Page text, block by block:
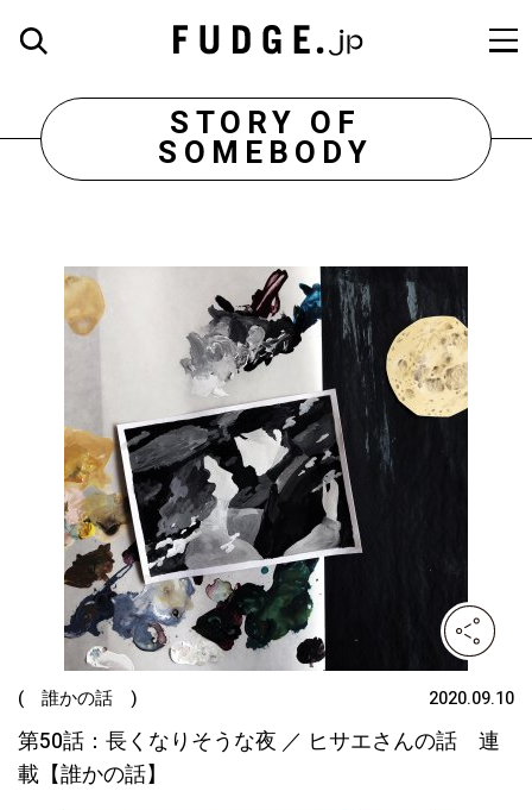
STORY OF
SOMEBODY
( 誰かの話 ) 2020.09.10
第50話：長くなりそうな夜 ／ ヒサエさんの話 連
載【誰かの話】